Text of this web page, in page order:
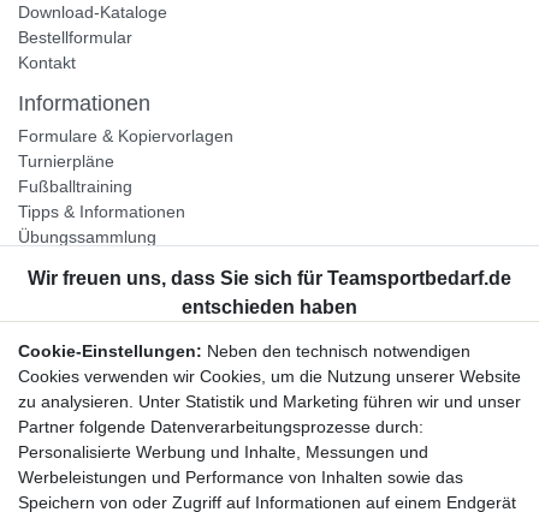
Download-Kataloge
Bestellformular
Kontakt
Informationen
Formulare & Kopiervorlagen
Turnierpläne
Fußballtraining
Tipps & Informationen
Übungssammlung
Unternehmen
Widerrufsrecht
Bestellung widerrufen
Datenschutzerklärung
AGB
Impressum
Cookie-Einstellungen: Neben den technisch notwendigen
Cookies verwenden wir Cookies, um die Nutzung unserer Website
zu analysieren. Unter Statistik und Marketing führen wir und unser
Partner folgende Datenverarbeitungsprozesse durch:
Personalisierte Werbung und Inhalte, Messungen und
Werbeleistungen und Performance von Inhalten sowie das
Speichern von oder Zugriff auf Informationen auf einem Endgerät